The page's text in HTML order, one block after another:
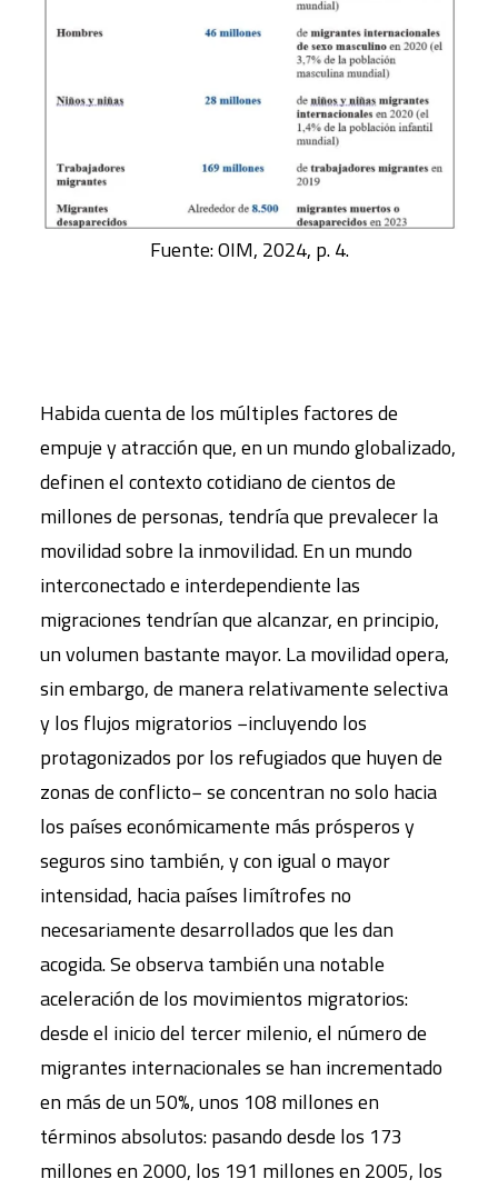
Fuente: OIM, 2024, p. 4.
Habida cuenta de los múltiples factores de
empuje y atracción que, en un mundo globalizado,
definen el contexto cotidiano de cientos de
millones de personas, tendría que prevalecer la
movilidad sobre la inmovilidad. En un mundo
interconectado e interdependiente las
migraciones tendrían que alcanzar, en principio,
un volumen bastante mayor. La movilidad opera,
sin embargo, de manera relativamente selectiva
y los flujos migratorios −incluyendo los
protagonizados por los refugiados que huyen de
zonas de conflicto− se concentran no solo hacia
los países económicamente más prósperos y
seguros sino también, y con igual o mayor
intensidad, hacia países limítrofes no
necesariamente desarrollados que les dan
acogida. Se observa también una notable
aceleración de los movimientos migratorios:
desde el inicio del tercer milenio, el número de
migrantes internacionales se han incrementado
en más de un 50%, unos 108 millones en
términos absolutos: pasando desde los 173
millones en 2000, los 191 millones en 2005, los